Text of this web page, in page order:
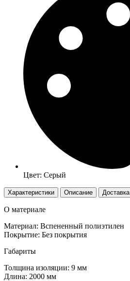
Цвет: Серый
Характеристики Описание Доставка
О материале
Материал: Вспененный полиэтилен
Покрытие: Без покрытия
Габариты
Толщина изоляции: 9 мм
Длина: 2000 мм